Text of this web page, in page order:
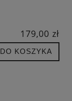
179,00 zł
DO KOSZYKA